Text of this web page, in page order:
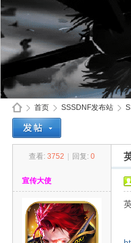
首页
›
SSSDNF发布站
查看: 3752 回复: 0
宣传大使